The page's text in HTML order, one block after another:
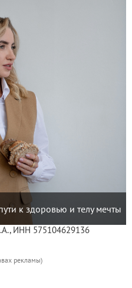
к здоровью и телу мечты
ИНН 575104629136
рекламы)